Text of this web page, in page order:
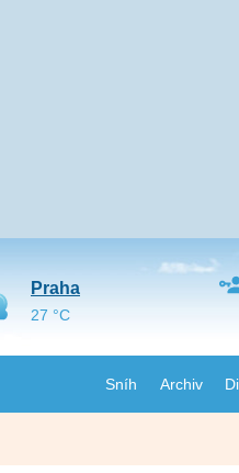
Sníh Archiv
Praha
27 °C